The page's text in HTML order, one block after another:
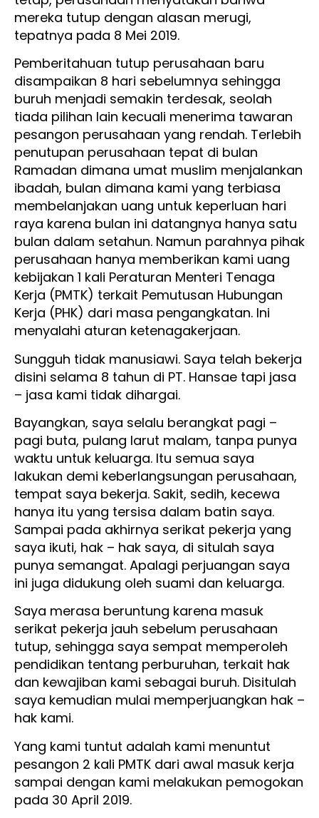
mereka tutup dengan alasan merugi,
tepatnya pada 8 Mei 2019.
Pemberitahuan tutup perusahaan baru
disampaikan 8 hari sebelumnya sehingga
buruh menjadi semakin terdesak, seolah
tiada pilihan lain kecuali menerima tawaran
pesangon perusahaan yang rendah. Terlebih
penutupan perusahaan tepat di bulan
Ramadan dimana umat muslim menjalankan
ibadah, bulan dimana kami yang terbiasa
membelanjakan uang untuk keperluan hari
raya karena bulan ini datangnya hanya satu
bulan dalam setahun. Namun parahnya pihak
perusahaan hanya memberikan kami uang
kebijakan 1 kali Peraturan Menteri Tenaga
Kerja (PMTK) terkait Pemutusan Hubungan
Kerja (PHK) dari masa pengangkatan. Ini
menyalahi aturan ketenagakerjaan.
Sungguh tidak manusiawi. Saya telah bekerja
disini selama 8 tahun di PT. Hansae tapi jasa
– jasa kami tidak dihargai.
Bayangkan, saya selalu berangkat pagi –
pagi buta, pulang larut malam, tanpa punya
waktu untuk keluarga. Itu semua saya
lakukan demi keberlangsungan perusahaan,
tempat saya bekerja. Sakit, sedih, kecewa
hanya itu yang tersisa dalam batin saya.
Sampai pada akhirnya serikat pekerja yang
saya ikuti, hak – hak saya, di situlah saya
punya semangat. Apalagi perjuangan saya
ini juga didukung oleh suami dan keluarga.
Saya merasa beruntung karena masuk
serikat pekerja jauh sebelum perusahaan
tutup, sehingga saya sempat memperoleh
pendidikan tentang perburuhan, terkait hak
dan kewajiban kami sebagai buruh. Disitulah
saya kemudian mulai memperjuangkan hak –
hak kami.
Yang kami tuntut adalah kami menuntut
pesangon 2 kali PMTK dari awal masuk kerja
sampai dengan kami melakukan pemogokan
pada 30 April 2019.